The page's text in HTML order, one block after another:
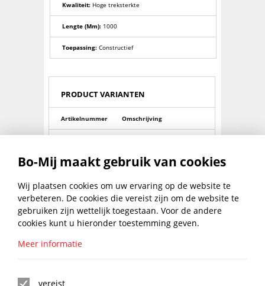
Kwaliteit: Hoge treksterkte
Lengte (mm): 1000
Toepassing: Constructief
PRODUCT VARIANTEN
Artikelnummer Omschrijving
0008441230 Draadeinden galv.8.8 m12
0008441600 Draadeinden galv.8.8 m16
0008442020 Draadeinden galv.8.8 m20
0008442400 Draadeinden galv.8.8 m24
0008443050
Bo-Mij maakt gebruik van cookies
Wij plaatsen cookies om uw ervaring op de website te
verbeteren. De cookies die vereist zijn om de website te
gebruiken zijn wettelijk toegestaan. Voor de andere
cookies kunt u hieronder toestemming geven.
Meer informatie
vereist